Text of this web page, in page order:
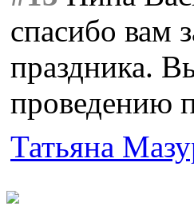
спасибо вам
праздника.
проведению
Татьяна